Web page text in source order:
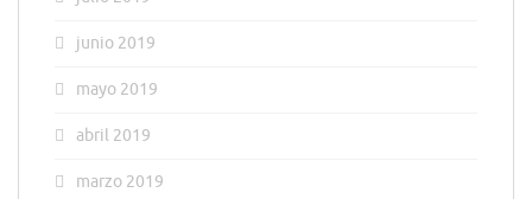
junio 2019
mayo 2019
abril 2019
marzo 2019